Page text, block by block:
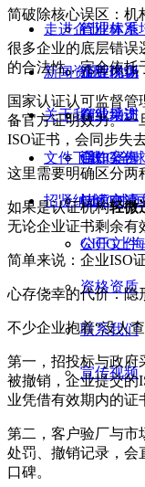
行业标准
流程优化
管理体系
企业内训
在线培训
走进企业
企业现场
企业采访
合作案例
新闻资讯
行业动态
通知公告
技术交流
关于我们
GICG全球
GICG中国
GICG上海
资格资质
联系我们
宣传视频
文件下载
认证申请
公开文件
招贤纳士
简破除核心误区：机
很多企业的底层错误
的合法性，完全依托
国家认证认可监督
备官方证明效力。一
ISO证书，会同步失
这里需要明确区分两
如果是认证机构轻微
无论企业证书剩余有
简单来说：企业ISO
心存侥幸的代价：隐
不少企业抱着“没人
第一，招投标与政府
被撤销，企业提交的
业凭借有效期内的证
第二，客户验厂与市
处罚、撤销记录，会
口碑。